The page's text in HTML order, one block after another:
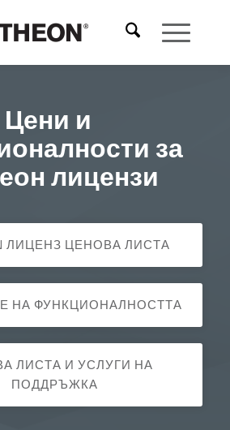
Цени и
за
лицензи
ЛИЦЕНЗ ЦЕНОВА ЛИСТА
НА ФУНКЦИОНАЛНОСТТА
ЛИСТА И УСЛУГИ НА
ПОДДРЪЖКА